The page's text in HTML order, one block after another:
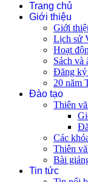
Trang chủ
Giới thiệu
Giới
Lịch sử
Hoạt
Sách và
Đăng
20 năm
Đào tạo
Thiên
Các
Thiên
Bài
Tin tức